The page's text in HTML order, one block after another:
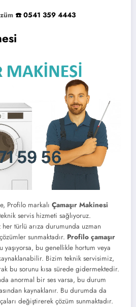
☎️ 0541 359 4443
Profilo markalı Çamaşır Makinesi
servis hizmeti sağlıyoruz.
her türlü arıza durumunda uzman
sunmaktadır. Profilo çamaşır
yaşıyorsa, bu genellikle hortum veya
Bizim teknik servisimiz,
bu sorunu kısa sürede gidermektedir.
anormal bir ses varsa, bu durum
kaynaklanır. Bu durumda da
değiştirerek çözüm sunmaktadır.